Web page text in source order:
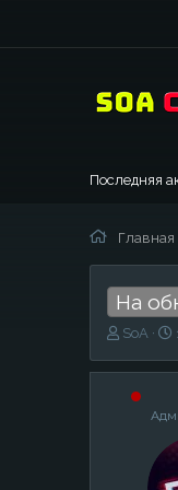
Последняя
Главная
На
А
т
SoA
ч